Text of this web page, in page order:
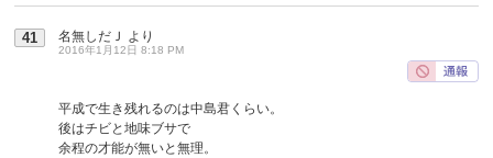
41 名無しだＪ より
2016年1月12日 8:18 PM
平成で生き残れるのは中島君くらい。
後はチビと地味ブサで
余程の才能が無いと無理。